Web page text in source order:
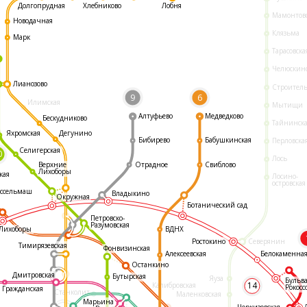
Илимская
Клязьма
Мытищи
Перловская
Лось
Лосино-
островская
Северянин
Яуза
Маленковская
Строитель
Калибровская
Станколит
14
9 6
Останкино
Медведково
Бабушкинская
Свиблово
ВДНХ
Алексеевская
Гражданская
Дмитровская
Окружная
Дегунино
Бескудниково
Верхние
Лихоборы
Селигерская
Яхромская
Марк
Лианозово
Новодачная
Долгопрудная
Хлебниково
Лобня
Тимирязевская
Марьина
Фонвизинская
Бутырская
Петровско-
Разумовская
Бибирево
Отрадное
Владыкино
Ботанический сад
Алтуфьево
Белокаменная
Ростокино